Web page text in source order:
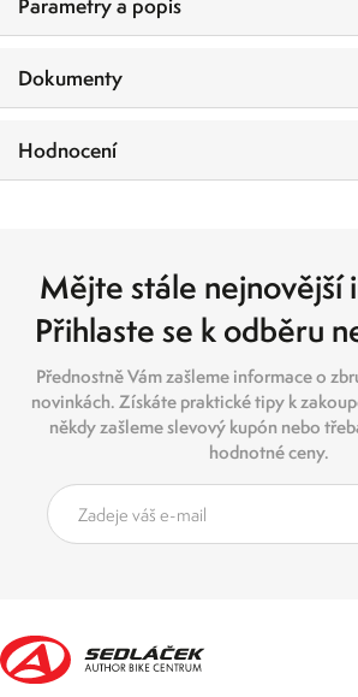
Dokumenty
Hodnocení
Mějte stále nejnovější
Přihlaste se k odběru
Přednostně Vám zašleme informace o
novinkách. Získáte praktické tipy k
někdy zašleme slevový kupón nebo
hodnotné ceny.